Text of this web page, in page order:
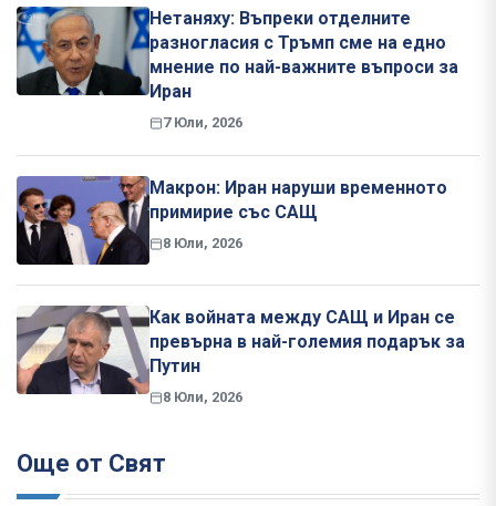
Нетаняху: Въпреки отделните
разногласия с Тръмп сме на едно
мнение по най-важните въпроси за
Иран
7 Юли, 2026
Макрон: Иран наруши временното
примирие със САЩ
8 Юли, 2026
Как войната между САЩ и Иран се
превърна в най-големия подарък за
Путин
8 Юли, 2026
Още от Свят